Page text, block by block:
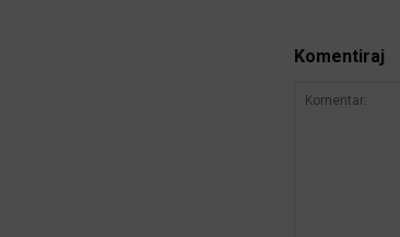
Komentiraj